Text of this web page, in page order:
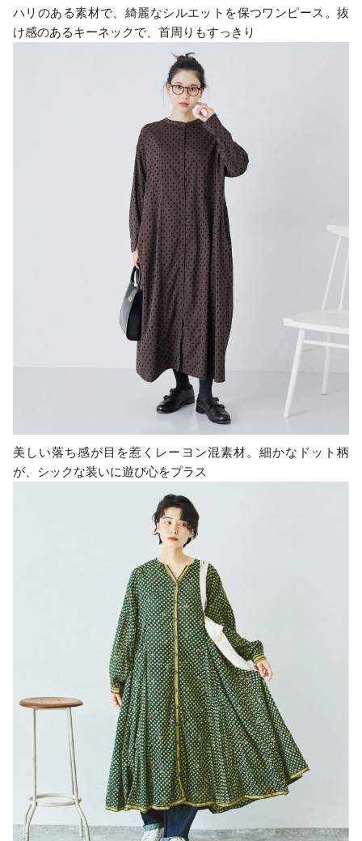
ハリのある素材で、綺麗なシルエットを保つワンピース。抜
け感のあるキーネックで、首周りもすっきり
美しい落ち感が目を惹くレーヨン混素材。細かなドット柄
が、シックな装いに遊び心をプラス